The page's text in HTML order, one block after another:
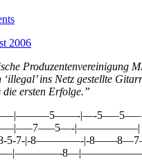
2006
Produzentenvereinigung
‘illegal’ ins Netz gestellte
die ersten Erfolge.”
|—-5—–5—–|
|—————–|
8-5-7-|-8————-|-